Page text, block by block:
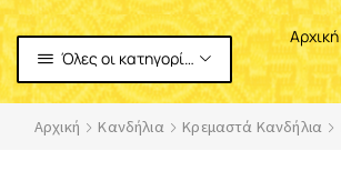
Όλες οι κατηγορίες
Αρχική
Αρχική Κανδήλια Κρεμαστά Κανδήλια